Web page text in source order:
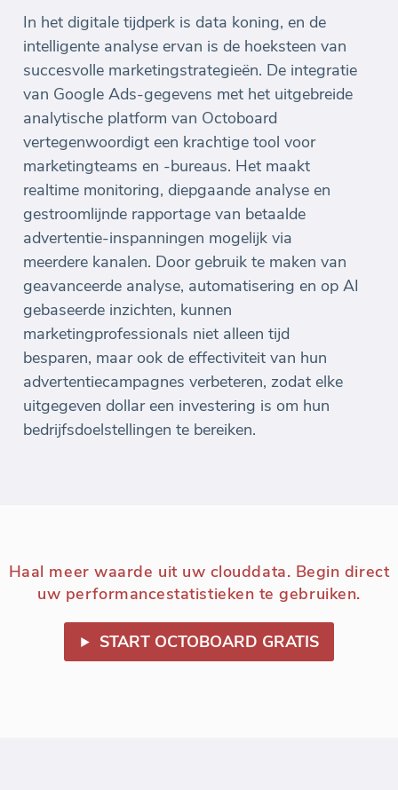
In het digitale tijdperk is data koning, en de
intelligente analyse ervan is de hoeksteen van
succesvolle marketingstrategieën. De integratie
van Google Ads-gegevens met het uitgebreide
analytische platform van Octoboard
vertegenwoordigt een krachtige tool voor
marketingteams en -bureaus. Het maakt
realtime monitoring, diepgaande analyse en
gestroomlijnde rapportage van betaalde
advertentie-inspanningen mogelijk via
meerdere kanalen. Door gebruik te maken van
geavanceerde analyse, automatisering en op AI
gebaseerde inzichten, kunnen
marketingprofessionals niet alleen tijd
besparen, maar ook de effectiviteit van hun
advertentiecampagnes verbeteren, zodat elke
uitgegeven dollar een investering is om hun
bedrijfsdoelstellingen te bereiken.
Haal meer waarde uit uw clouddata. Begin direct
uw performancestatistieken te gebruiken.
START OCTOBOARD GRATIS